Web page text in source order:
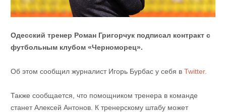
Одесский тренер Роман Григорчук подписал контракт с
футбольным клубом «Черноморец».
Об этом сообщил журналист Игорь Бурбас у себя в Twitter.
Также сообщается, что помощником тренера в команде
станет Алексей Антонов. К тренерскому штабу может